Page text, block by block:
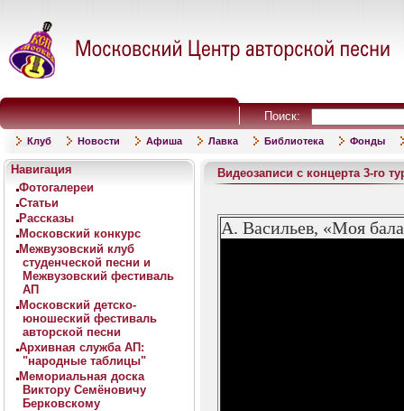
Поиск:
Клуб Новости Афиша Лавка Библиотека Фонды
Навигация
Фотогалереи
Статьи
Рассказы
Московский конкурс
Межвузовский клуб
студенческой песни и
Межвузовский фестиваль
АП
Московский детско-
юношеский фестиваль
авторской песни
Архивная служба АП:
"народные таблицы"
Мемориальная доска
Виктору Семёновичу
Берковскому
Видеозаписи с концерта 3-го
А. Васильев, «Моя